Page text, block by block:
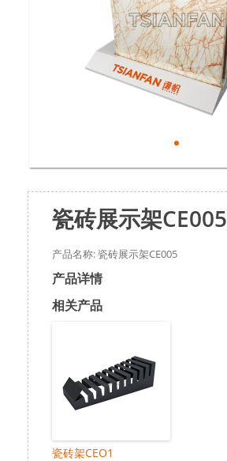
瓷砖展示架CE005
产品名称: 瓷砖展示架CE005
产品详情
相关产品
瓷砖架CEO1